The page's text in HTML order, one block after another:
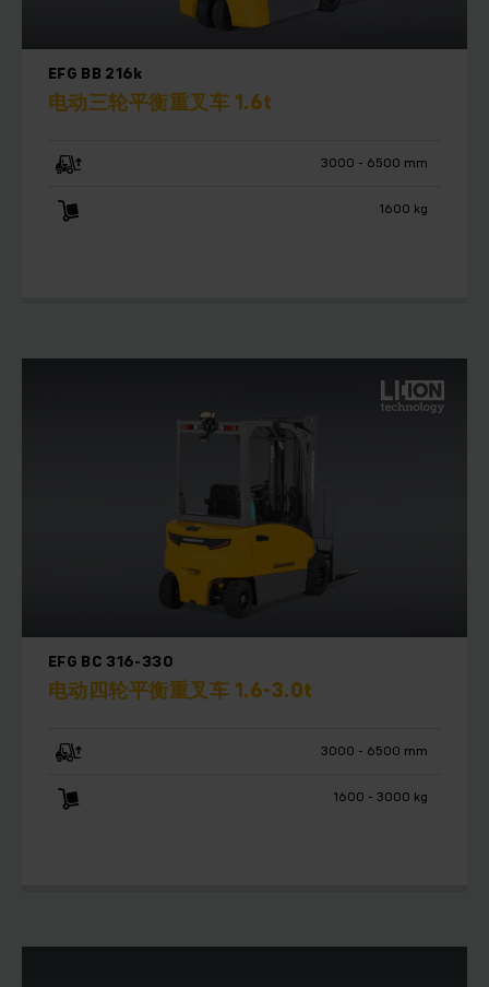
EFG BB 216k
电动三轮平衡重叉车 1.6t
3000 - 6500 mm
1600 kg
EFG BC 316-330
电动四轮平衡重叉车 1.6-3.0t
3000 - 6500 mm
1600 - 3000 kg